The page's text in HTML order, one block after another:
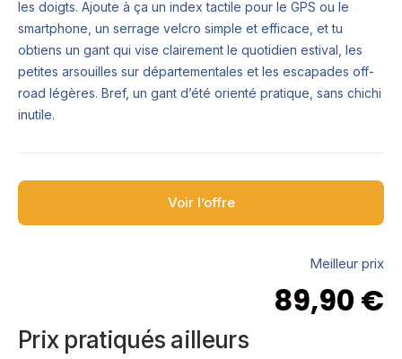
les doigts. Ajoute à ça un index tactile pour le GPS ou le
smartphone, un serrage velcro simple et efficace, et tu
obtiens un gant qui vise clairement le quotidien estival, les
petites arsouilles sur départementales et les escapades off-
road légères. Bref, un gant d’été orienté pratique, sans chichi
inutile.
Voir l’offre
Meilleur prix
89,90 €
Prix pratiqués ailleurs